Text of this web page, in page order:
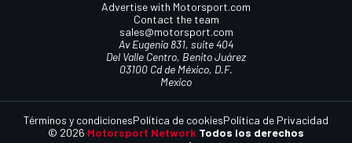
Advertise with Motorsport.com
Contact the team
sales@motorsport.com
Av Eugenia 831, suite 404
Del Valle Centro, Benito Juárez
03100 Cd de México, D.F.
Mexico
© 2026 Motorsport Network Todos los derechos
Términos y condicionesPolítica de cookiesPolítica de Privacidad